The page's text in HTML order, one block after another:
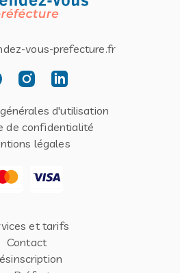
vous-prefecture.fr
d'utilisation
de confidentialité
légales
et tarifs
Contact